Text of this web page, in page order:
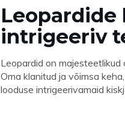
Leopardide
intrigeeriv
Leopardid on majesteetlikud
Oma klanitud ja võimsa
looduse intrigeerivamaid